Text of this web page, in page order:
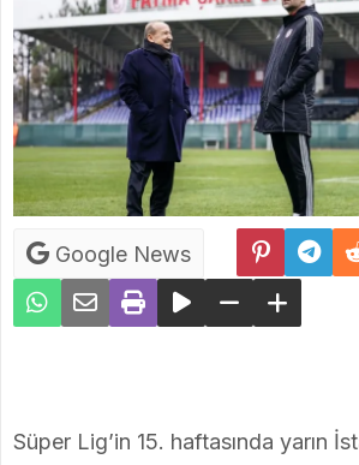
Google News
Süper Lig’in 15. haftasında yarın